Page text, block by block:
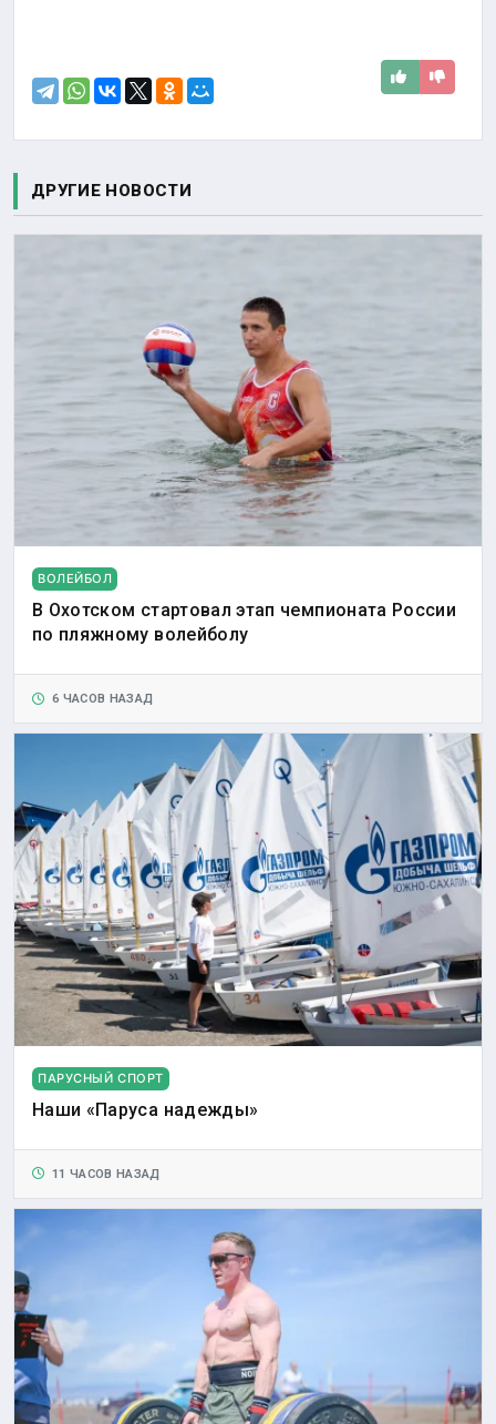
ДРУГИЕ НОВОСТИ
ВОЛЕЙБОЛ
В Охотском стартовал этап чемпионата России
по пляжному волейболу
6 ЧАСОВ НАЗАД
ПАРУСНЫЙ СПОРТ
Наши «Паруса надежды»
11 ЧАСОВ НАЗАД